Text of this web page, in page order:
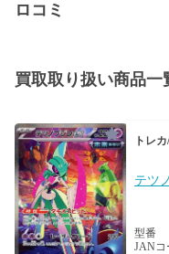
ロコミ
買取取り扱い商品一
トレ
型番
JANコ